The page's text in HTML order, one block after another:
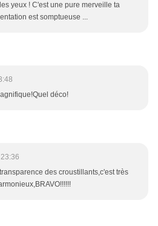
yeux ! C'est une pure merveille ta
est somptueuse ...
déco!
des croustillants,c'est très